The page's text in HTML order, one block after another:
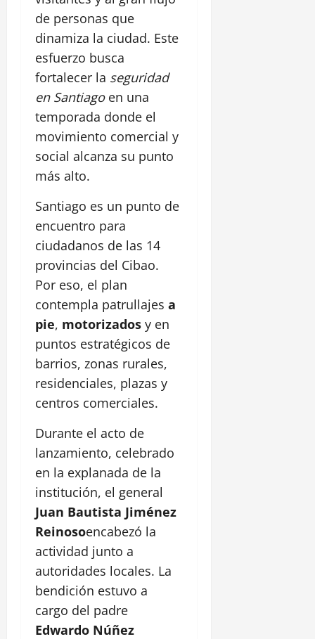
de personas que
dinamiza la ciudad. Este
esfuerzo busca
fortalecer la seguridad
en Santiagoen una
temporada donde el
movimiento comercial y
social alcanza su punto
más alto.
Santiago es un punto de
encuentro para
ciudadanos de las 14
provincias del Cibao.
Por eso, el plan
contempla patrullajes a
pie, motorizados y en
puntos estratégicos de
barrios, zonas rurales,
residenciales, plazas y
centros comerciales.
Durante el acto de
lanzamiento, celebrado
en la explanada de la
institución, el general
Juan Bautista Jiménez
Reinosoencabezó la
actividad junto a
autoridades locales. La
bendición estuvo a
cargo del padre
Edwardo Núñez